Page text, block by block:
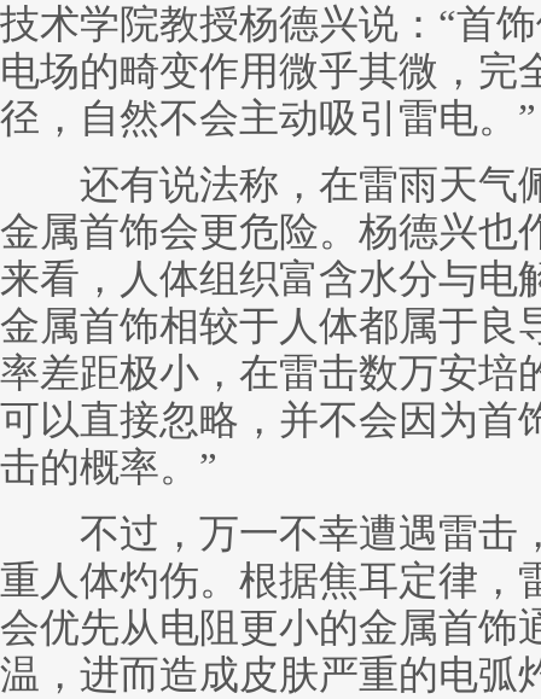
技术学院教授杨德兴说：“首
电场的畸变作用微乎其微，完
径，自然不会主动吸引雷电。”
还有说法称，在雷雨天气
金属首饰会更危险。杨德兴也
来看，人体组织富含水分与电
金属首饰相较于人体都属于良
率差距极小，在雷击数万安培
可以直接忽略，并不会因为首
击的概率。”
不过，万一不幸遭遇雷击
重人体灼伤。根据焦耳定律，
会优先从电阻更小的金属首饰
温，进而造成皮肤严重的电弧